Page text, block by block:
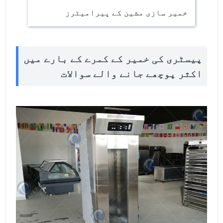
خمیر سازی مشین کے پیرامیٹرز
پیسٹری کی خمیر کے کمرے کے بارے میں
اکثر پوچھے جانے والے سوالات